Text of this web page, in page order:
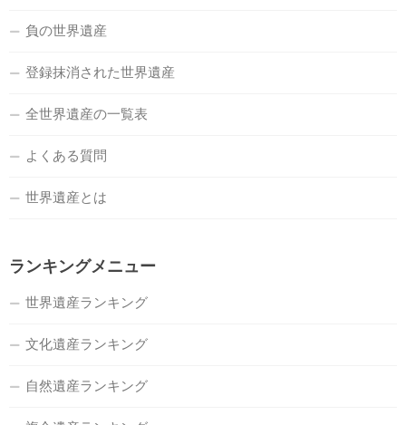
負の世界遺産
登録抹消された世界遺産
全世界遺産の一覧表
よくある質問
世界遺産とは
ランキングメニュー
世界遺産ランキング
文化遺産ランキング
自然遺産ランキング